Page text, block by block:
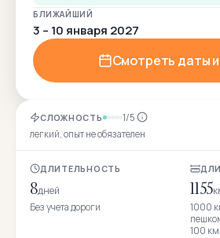
СЛОЖНОСТЬ 1/5
легкий, опыт не обязателен
ДЛИТЕЛЬНОСТЬ
8дней
Без учета дороги
1155
1000
100 км
БЛИЖАЙШИЙ
3 – 10 января 2027
Смотреть даты